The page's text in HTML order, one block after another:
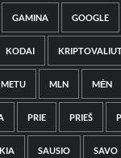
GAMINA GOOGLE
KODAI
METU MLN MĖN
PRIE PRIEŠ
SAUSIO SAVO